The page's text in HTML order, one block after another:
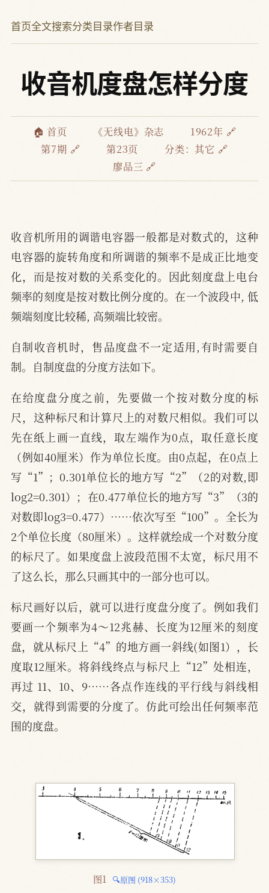
首页全文搜索分类目录作者目录
收音机度盘怎样分度
🏠 首页 《无线电》杂志
1962年 🔗
第7期 🔗
第23页 分类： 其它 🔗
廖品三 🔗
收音机所用的调谐电容器一般都是对数式的，这种
电容器的旋转角度和所调谐的频率不是成正比地变
化，而是按对数的关系变化的。因此刻度盘上电台
频率的刻度是按对数比例分度的。在一个波段中, 低
频端刻度比较稀, 高频端比较密。
自制收音机时，售品度盘不一定适用,有时需要自
制。自制度盘的分度方法如下。
在给度盘分度之前，先要做一个按对数分度的标
尺，这种标尺和计算尺上的对数尺相似。我们可以
先在纸上画一直线，取左端作为0点，取任意长度
（例如40厘米）作为单位长度。由0点起，在0点上
写“1”；0.301单位长的地方写“2”（2的对数,即
log2=0.301）；在0.477单位长的地方写“3”（3的
对数即log3=0.477）……依次写至“100”。全长为
2个单位长度（80厘米）。这样就绘成一个对数分度
的标尺了。如果度盘上波段范围不太宽，标尺用不
了这么长，那么只画其中的一部分也可以。
标尺画好以后，就可以进行度盘分度了。例如我们
要画一个频率为4～12兆赫、长度为12厘米的刻度
盘，就从标尺上“4”的地方画一斜线(如图1），长
度取12厘米。将斜线终点与标尺上“12”处相连，
再过 11、10、9……各点作连线的平行线与斜线相
交，就得到需要的分度了。仿此可绘出任何频率范
围的度盘。
图1 🔍原图 (918×353)